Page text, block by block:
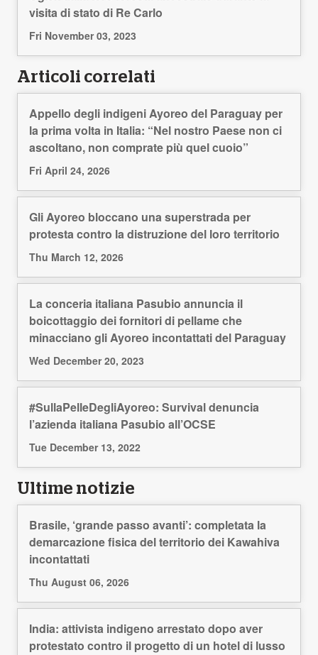
visita di stato di Re Carlo
Fri November 03, 2023
Articoli correlati
Appello degli indigeni Ayoreo del Paraguay per
la prima volta in Italia: “Nel nostro Paese non ci
ascoltano, non comprate più quel cuoio”
Fri April 24, 2026
Gli Ayoreo bloccano una superstrada per
protesta contro la distruzione del loro territorio
Thu March 12, 2026
La conceria italiana Pasubio annuncia il
boicottaggio dei fornitori di pellame che
minacciano gli Ayoreo incontattati del Paraguay
Wed December 20, 2023
#SullaPelleDegliAyoreo: Survival denuncia
l’azienda italiana Pasubio all’OCSE
Tue December 13, 2022
Ultime notizie
Brasile, ‘grande passo avanti’: completata la
demarcazione fisica del territorio dei Kawahiva
incontattati
Thu August 06, 2026
India: attivista indigeno arrestato dopo aver
protestato contro il progetto di un hotel di lusso